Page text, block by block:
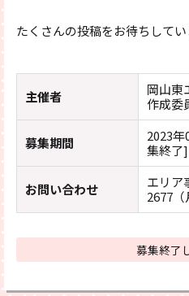
たくさんの投稿をお待ちしてい
主催者
岡山東
作成委
募集期間
2023
集終了]
お問い合わせ
エリ
2677（
募集終了